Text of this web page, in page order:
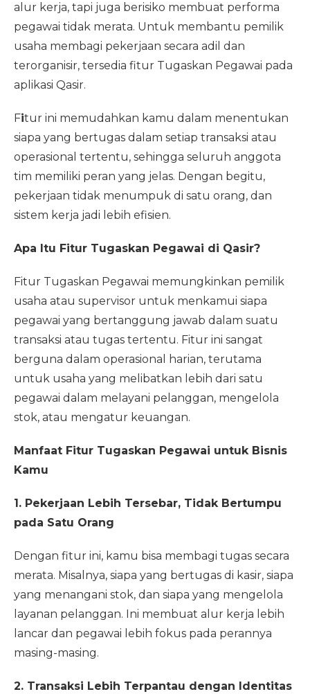
alur kerja, tapi juga berisiko membuat performa
pegawai tidak merata. Untuk membantu pemilik
usaha membagi pekerjaan secara adil dan
terorganisir, tersedia fitur Tugaskan Pegawai pada
aplikasi Qasir.
Fitur ini memudahkan kamu dalam menentukan
siapa yang bertugas dalam setiap transaksi atau
operasional tertentu, sehingga seluruh anggota
tim memiliki peran yang jelas. Dengan begitu,
pekerjaan tidak menumpuk di satu orang, dan
sistem kerja jadi lebih efisien.
Apa Itu Fitur Tugaskan Pegawai di Qasir?
Fitur Tugaskan Pegawai memungkinkan pemilik
usaha atau supervisor untuk menkamui siapa
pegawai yang bertanggung jawab dalam suatu
transaksi atau tugas tertentu. Fitur ini sangat
berguna dalam operasional harian, terutama
untuk usaha yang melibatkan lebih dari satu
pegawai dalam melayani pelanggan, mengelola
stok, atau mengatur keuangan.
Manfaat Fitur Tugaskan Pegawai untuk Bisnis
Kamu
1. Pekerjaan Lebih Tersebar, Tidak Bertumpu
pada Satu Orang
Dengan fitur ini, kamu bisa membagi tugas secara
merata. Misalnya, siapa yang bertugas di kasir, siapa
yang menangani stok, dan siapa yang mengelola
layanan pelanggan. Ini membuat alur kerja lebih
lancar dan pegawai lebih fokus pada perannya
masing-masing.
2. Transaksi Lebih Terpantau dengan Identitas